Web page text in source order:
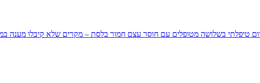
טיפלתי בשלושה מטופלים עם חוסר עצם חמור בלסת – מקרים שלא קיבלו מענה